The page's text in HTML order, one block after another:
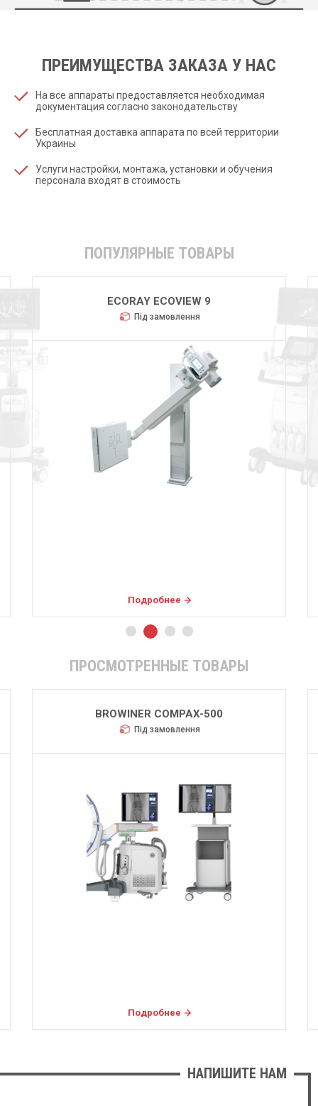
ПРЕИМУЩЕСТВА ЗАКАЗА У НАС
На все аппараты предоставляется необходимая
документация согласно законодательству
Бесплатная доставка аппарата по всей территории
Украины
Услуги настройки, монтажа, установки и обучения
персонала входят в стоимость
ПОПУЛЯРНЫЕ ТОВАРЫ
ECORAY ECOVIEW 9
Під замовлення
Подробнее
ПРОСМОТРЕННЫЕ ТОВАРЫ
BROWINER COMPAX-500
Під замовлення
Подробнее
НАПИШИТЕ НАМ